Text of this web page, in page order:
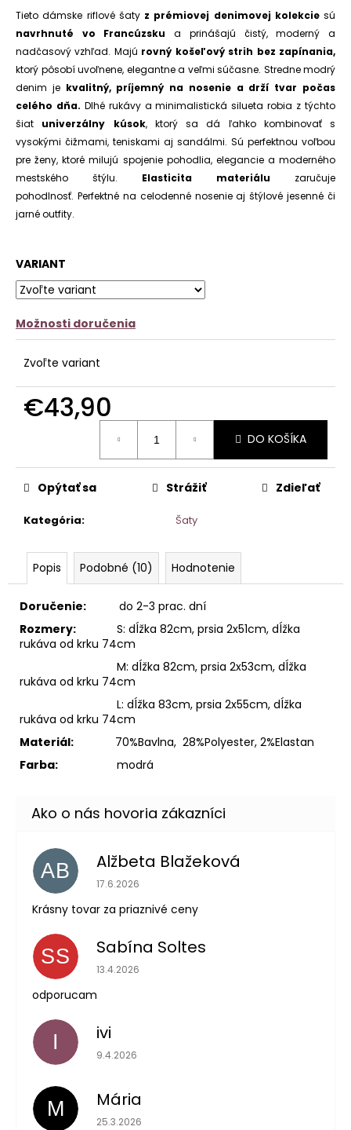
5
hviezdičiek.
Tieto dámske riflové šatyz prémiovej denimovej kolekciesú
navrhnuté vo Francúzsku a prinášajú čistý, moderný a
nadčasový vzhľad. Majú rovný košeľový strih bez zapínania,
ktorý pôsobí uvoľnene, elegantne a veľmi súčasne. Stredne modrý
denim je kvalitný, príjemný na nosenie a drží tvar počas
celého dňa. Dlhé rukávy a minimalistická silueta robia z týchto
šiat univerzálny kúsok, ktorý sa dá ľahko kombinovať s
vysokými čižmami, teniskami aj sandálmi. Sú perfektnou voľbou
pre ženy, ktoré milujú spojenie pohodlia, elegancie a moderného
mestského štýlu. Elasticita materiálu zaručuje
pohodlnosť. Perfektné na celodenné nosenie aj štýlové jesenné či
jarné outfity.
VARIANT
Možnosti doručenia
Zvoľte variant
€43,90
DO KOŠÍKA
Kategória: Šaty
Opýtať sa Strážiť Zdieľať
Popis Podobné (10) Hodnotenie
Doručenie: do 2-3 prac. dní
Rozmery: S: dĺžka 82cm, prsia 2x51cm, dĺžka
rukáva od krku 74cm
M: dĺžka 82cm, prsia 2x53cm, dĺžka
rukáva od krku 74cm
L: dĺžka 83cm, prsia 2x55cm, dĺžka
rukáva od krku 74cm
Materiál:
70%Bavlna, 28%Polyester, 2%Elastan
Farba:
modrá
AB Alžbeta Blažeková
Hodnotenie obchodu je 5 z 5 hviezdičiek.
17.6.2026
Krásny tovar za priaznivé ceny
SS Sabína Soltes
Hodnotenie obchodu je 5 z 5 hviezdičiek.
13.4.2026
odporucam
I ivi
Hodnotenie obchodu je 5 z 5 hviezdičiek.
9.4.2026
M Mária
Hodnotenie obchodu je 5 z 5 hviezdičiek.
25.3.2026
a
m
e
KOŠEĽOVÉ
ŠATY
ABSTRACT
€20,90